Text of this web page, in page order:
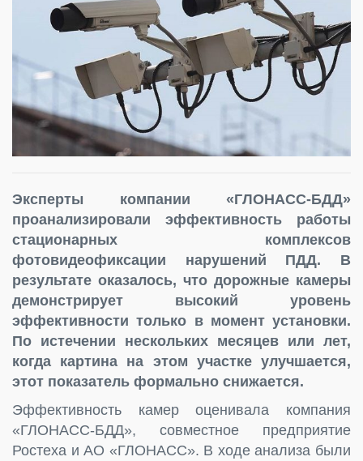
Эксперты компании «ГЛОНАСС-БДД»
проанализировали эффективность работы
стационарных комплексов
фотовидеофиксации нарушений ПДД. В
результате оказалось, что дорожные камеры
демонстрирует высокий уровень
эффективности только в момент установки.
По истечении нескольких месяцев или лет,
когда картина на этом участке улучшается,
этот показатель формально снижается.
Эффективность камер оценивала компания
«ГЛОНАСС-БДД», совместное предприятие
Ростеха и АО «ГЛОНАСС». В ходе анализа были